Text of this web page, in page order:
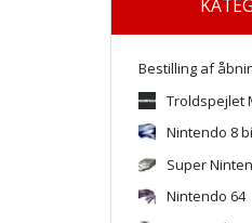
Bestilling af
Troldspejlet
Nintendo 8
Super
Nintendo 64